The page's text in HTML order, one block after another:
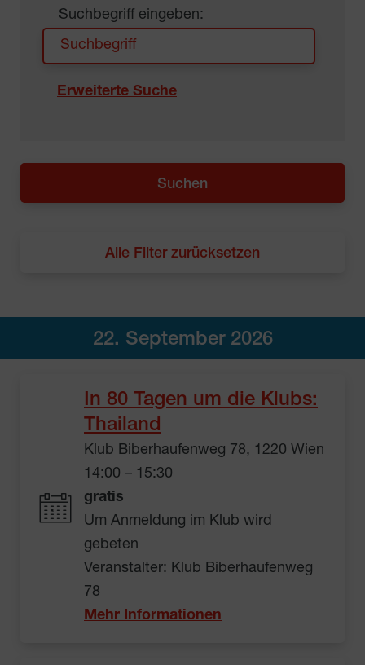
Suchbegriff eingeben:
Erweiterte Suche
Alle Filter zurücksetzen
22. September 2026
In 80 Tagen um die Klubs:
Thailand
Klub Biberhaufenweg 78, 1220 Wien
14:00 – 15:30
gratis
Um Anmeldung im Klub wird
gebeten
Veranstalter: Klub Biberhaufenweg
78
Mehr Informationen